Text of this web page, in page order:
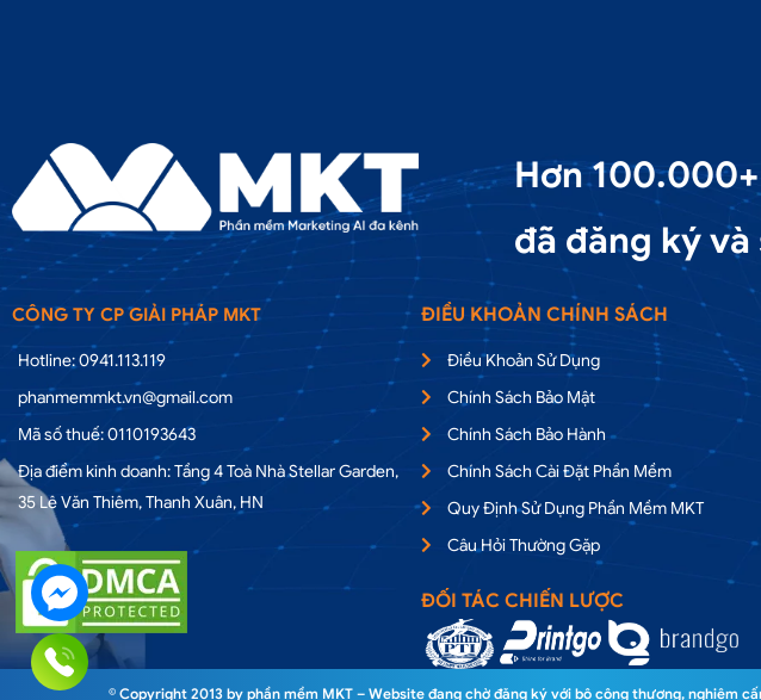
Hơn
đã đăng ký
CÔNG TY CP GIẢI PHÁP MKT
Hotline: 0941.113.119
phanmemmkt.vn@gmail.com
Mã số thuế: 0110193643
Địa điểm kinh doanh: Tầng 4 Toà Nhà Stellar Garden,
35 Lê Văn Thiêm, Thanh Xuân, HN
ĐIỀU KHOẢN CHÍNH SÁCH
Điều Khoản Sử Dụng
Chính Sách Bảo Mật
Chính Sách Bảo Hành
Chính Sách Cài Đặt Phần Mềm
Quy Định Sử Dụng Phần Mềm MKT
Câu Hỏi Thường Gặp
ĐỐI TÁC CHIẾN LƯỢC
© Copyright 2013 by phần mềm MKT – Website đang chờ đăng ký với bộ công thương, nghiêm